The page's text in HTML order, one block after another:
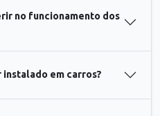
no funcionamento dos
em carros?